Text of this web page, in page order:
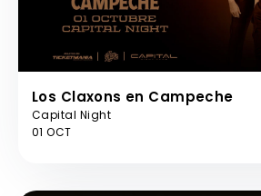
Los Claxons en Campeche
Capital Night
01 OCT